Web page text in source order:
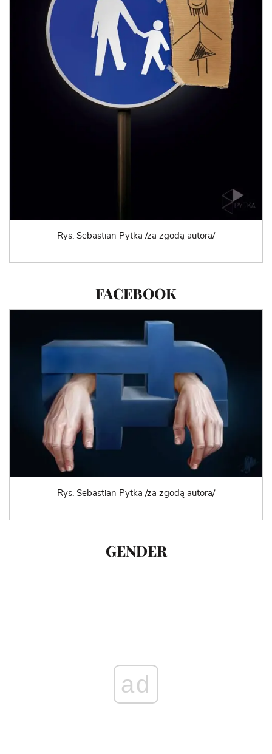
Rys. Sebastian Pytka /za zgodą autora/
FACEBOOK
Rys. Sebastian Pytka /za zgodą autora/
GENDER
ad